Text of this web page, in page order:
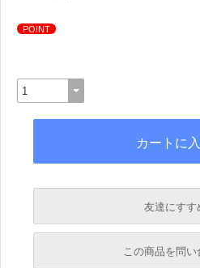
POINT
友達にすす
必須
この商品を問い